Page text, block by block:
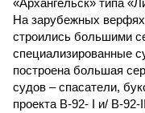
«Архангельск» типа
На зарубежных
строились большими
специализированные
построена большая
судов – спасатели,
проекта B-92- I и/ B-